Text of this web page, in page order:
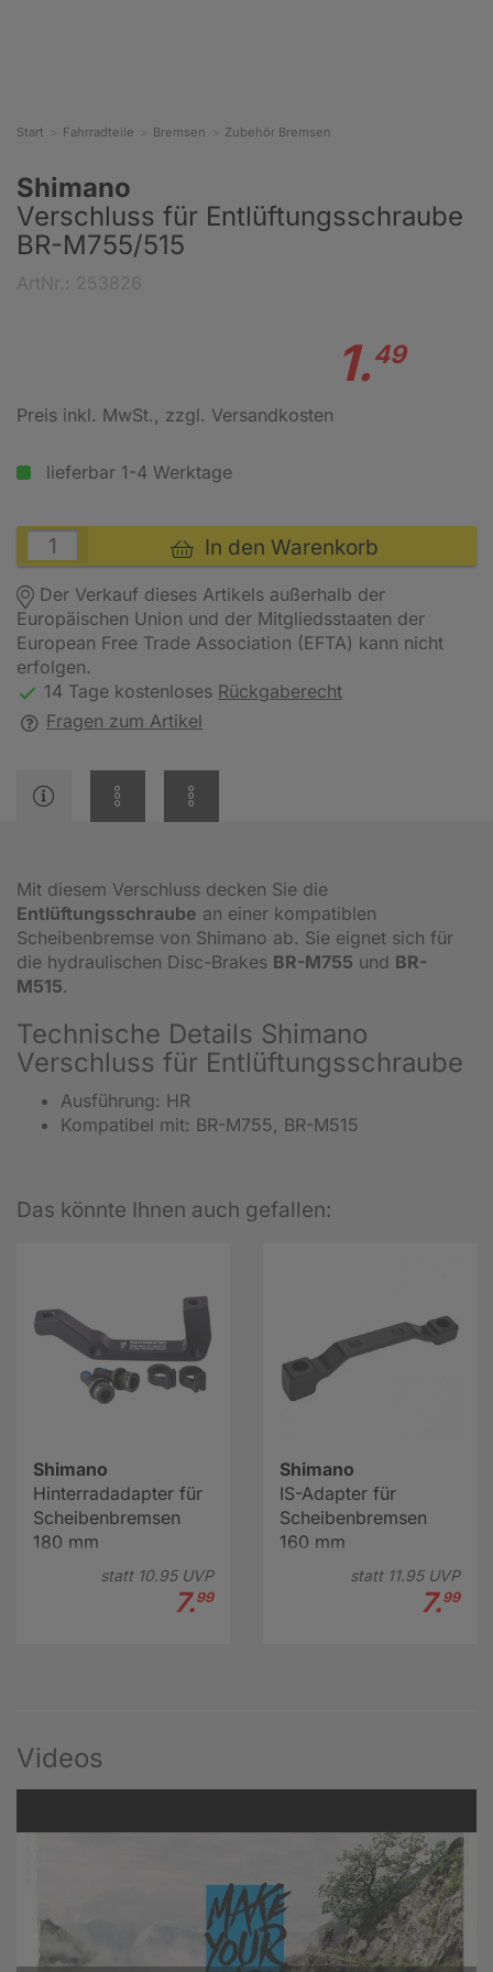
Start Fahrradteile Bremsen Zubehör Bremsen
Shimano
Verschluss für Entlüftungsschraube
BR-M755/515
1.49
Preis inkl. MwSt., zzgl. Versandkosten
lieferbar 1-4 Werktage
In den Warenkorb
Der Verkauf dieses Artikels außerhalb der
Europäischen Union und der Mitgliedsstaaten der
European Free Trade Association (EFTA) kann nicht
erfolgen.
14 Tage kostenloses Rückgaberecht
Fragen zum Artikel
Mit diesem Verschluss decken Sie die
Entlüftungsschraube an einer kompatiblen
Scheibenbremse von Shimano ab. Sie eignet sich für
die hydraulischen Disc-Brakes BR-M755 und BR-
M515.
Technische Details Shimano
Verschluss für Entlüftungsschraube
Ausführung: HR
Kompatibel mit: BR-M755, BR-M515
Das könnte Ihnen auch gefallen:
Shimano
Hinterradadapter für
Scheibenbremsen
180 mm
statt 10.95UVP
7.99
Shimano
IS-Adapter für
Scheibenbremsen
160 mm
statt 11.95UVP
7.99
Videos